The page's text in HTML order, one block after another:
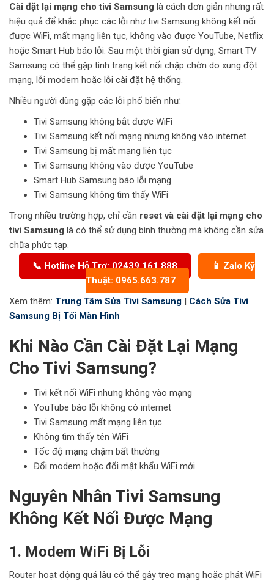
Cài đặt lại mạng cho tivi Samsung là cách đơn giản nhưng rất
hiệu quả để khắc phục các lỗi như tivi Samsung không kết nối
được WiFi, mất mạng liên tục, không vào được YouTube, Netflix
hoặc Smart Hub báo lỗi. Sau một thời gian sử dụng, Smart TV
Samsung có thể gặp tình trạng kết nối chập chờn do xung đột
mạng, lỗi modem hoặc lỗi cài đặt hệ thống.
Nhiều người dùng gặp các lỗi phổ biến như:
Tivi Samsung không bắt được WiFi
Tivi Samsung kết nối mạng nhưng không vào internet
Tivi Samsung bị mất mạng liên tục
Tivi Samsung không vào được YouTube
Smart Hub Samsung báo lỗi mạng
Tivi Samsung không tìm thấy WiFi
Trong nhiều trường hợp, chỉ cần reset và cài đặt lại mạng cho
tivi Samsung là có thể sử dụng bình thường mà không cần sửa
chữa phức tạp.
📞 Hotline Hỗ Trợ: 02439.161.888
📱 Zalo Kỹ
Thuật: 0965.663.787
Xem thêm: Trung Tâm Sửa Tivi Samsung | Cách Sửa Tivi
Samsung Bị Tối Màn Hình
Khi Nào Cần Cài Đặt Lại Mạng
Cho Tivi Samsung?
Tivi kết nối WiFi nhưng không vào mạng
YouTube báo lỗi không có internet
Tivi Samsung mất mạng liên tục
Không tìm thấy tên WiFi
Tốc độ mạng chậm bất thường
Đổi modem hoặc đổi mật khẩu WiFi mới
Nguyên Nhân Tivi Samsung
Không Kết Nối Được Mạng
1. Modem WiFi Bị Lỗi
Router hoạt động quá lâu có thể gây treo mạng hoặc phát WiFi